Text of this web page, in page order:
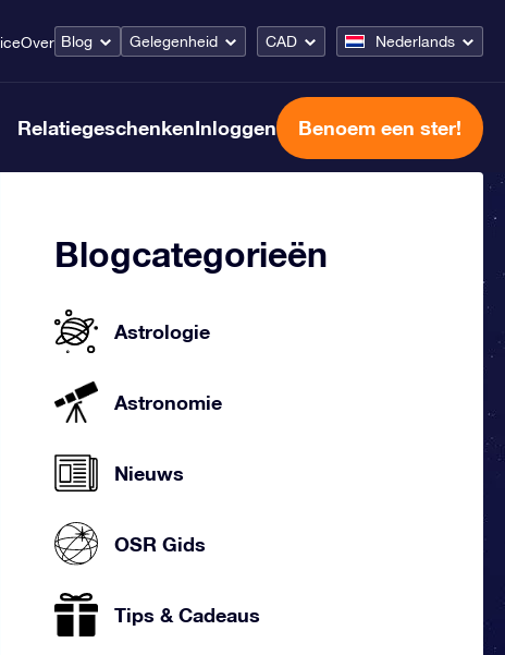
Over Blog Gelegenheid CAD Nederlands
RelatiegeschenkenInloggen Benoem een ster!
Blogcategorieën
Astrologie
Astronomie
Nieuws
OSR Gids
Tips & Cadeaus